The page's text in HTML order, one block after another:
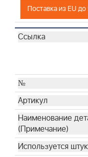
Поставка из EU